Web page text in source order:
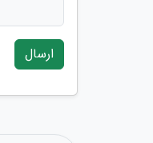
ارسال